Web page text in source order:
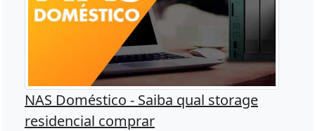
NAS Doméstico - Saiba qual storage
residencial comprar